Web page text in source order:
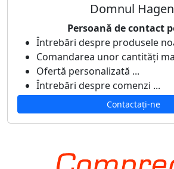
Domnul
Persoană de contact
Întrebări despre produsele
Comandarea unor cantități
Ofertă personalizată ...
Întrebări despre comenzi ...
Contactați-ne